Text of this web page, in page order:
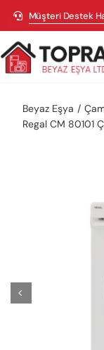
Skip
to
content
Müşteri Destek
Küçük Ev Aletleri
Bisikletler
Beyaz Eşya
Regal CM 80101